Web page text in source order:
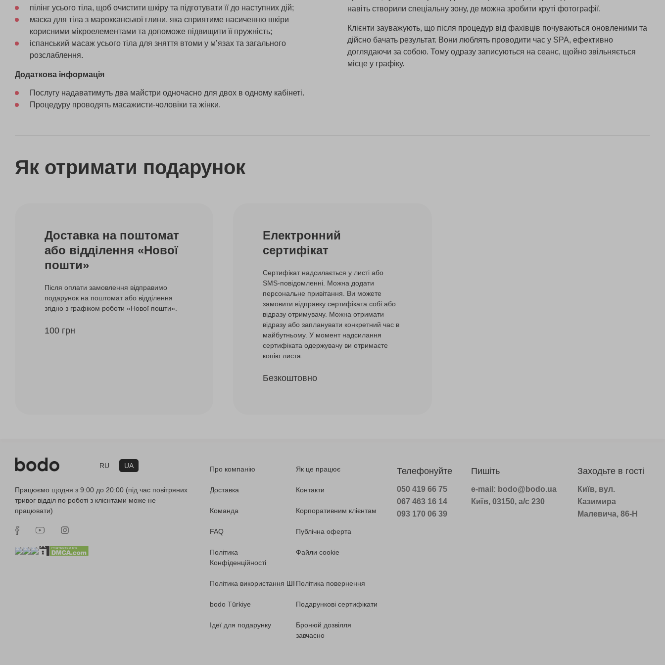
пілінг усього тіла, щоб очистити шкіру та підготувати її до наступних дій;
маска для тіла з марокканської глини, яка сприятиме насиченню шкіри
корисними мікроелементами та допоможе підвищити її пружність;
іспанський масаж усього тіла для зняття втоми у м’язах та загального
розслаблення.
Додаткова інформація
Послугу надаватимуть два майстри одночасно для двох в одному кабінеті.
Процедуру проводять масажисти-чоловіки та жінки.
навіть створили спеціальну зону, де можна зробити круті фотографії.
Клієнти зауважують, що після процедур від фахівців почуваються оновленими та
дійсно бачать результат. Вони люблять проводити час у SPA, ефективно
доглядаючи за собою. Тому одразу записуються на сеанс, щойно звільняється
місце у графіку.
Як отримати подарунок
Доставка на поштомат
або відділення «Нової
пошти»
Після оплати замовлення відправимо
подарунок на поштомат або відділення
згідно з графіком роботи «Нової пошти».
100 грн
Електронний
сертифікат
Сертифікат надсилається у листі або
SMS-повідомленні. Можна додати
персональне привітання. Ви можете
замовити відправку сертифіката собі або
відразу отримувачу. Можна отримати
відразу або запланувати конкретний час в
майбутньому. У момент надсилання
сертифіката одержувачу ви отримаєте
копію листа.
Безкоштовно
RU UA
Працюємо щодня з 9:00 до 20:00 (під час повітряних
тривог відділ по роботі з клієнтами може не
працювати)
Про компанію Як це працює
Доставка Контакти
Команда Корпоративним клієнтам
FAQ Публічна оферта
Політика
Конфіденційності
Файли cookie
Політика використання ШІ Політика повернення
bodo Türkiye Подарункові сертифікати
Ідеї для подарунку
Бронюй дозвілля
завчасно
Телефонуйте
050 419 66 75
067 463 16 14
093 170 06 39
Пишіть
e-mail: bodo@bodo.ua
Київ, 03150, а/с 230
Заходьте в гості
Київ, вул.
Казимира
Малевича, 86-Н